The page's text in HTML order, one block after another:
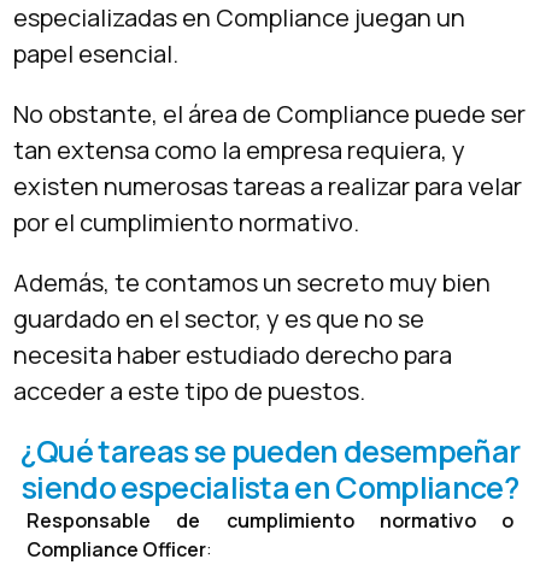
especializadas en Compliance juegan un
papel esencial.
No obstante, el área de Compliance puede ser
tan extensa como la empresa requiera, y
existen numerosas tareas a realizar para velar
por el cumplimiento normativo.
Además, te contamos un secreto muy bien
guardado en el sector, y es que no se
necesita haber estudiado derecho para
acceder a este tipo de puestos.
¿Qué tareas se pueden desempeñar
siendo especialista en Compliance?
Responsable de cumplimiento normativo o
Compliance Officer: